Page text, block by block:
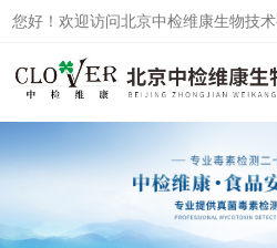
您好！欢迎访问北京中检维康生物技术